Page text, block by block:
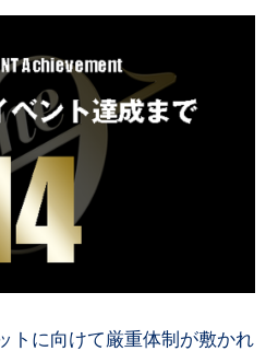
トに向けて厳重体制が敷かれ